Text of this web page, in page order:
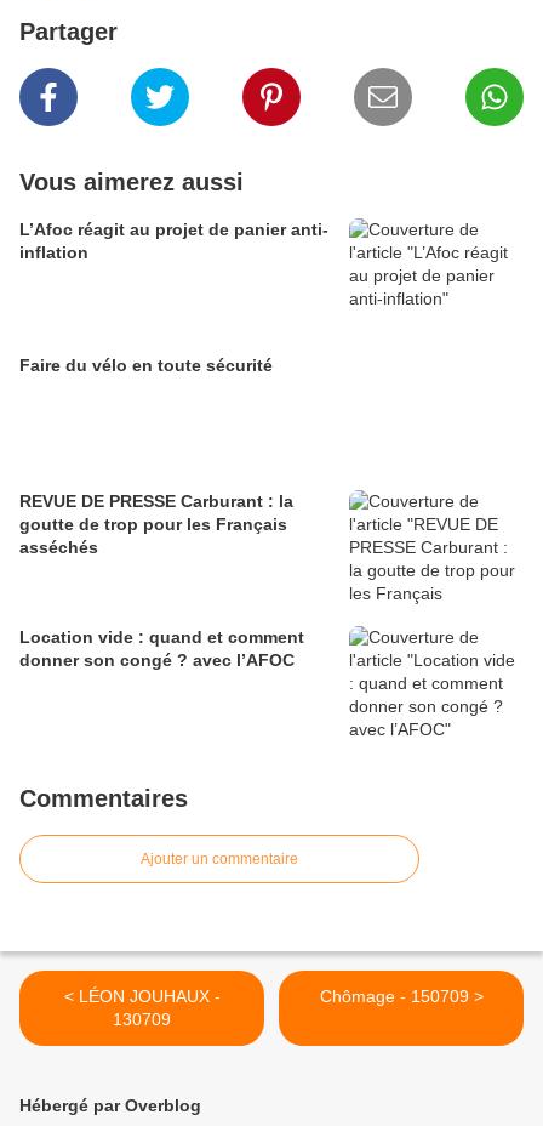
Partager
Vous aimerez aussi
L’Afoc réagit au projet de panier anti-
inflation
Faire du vélo en toute sécurité
REVUE DE PRESSE Carburant : la
goutte de trop pour les Français
asséchés
Location vide : quand et comment
donner son congé ? avec l’AFOC
Commentaires
Ajouter un commentaire
< LÉON JOUHAUX -
130709
Chômage - 150709 >
Hébergé par Overblog